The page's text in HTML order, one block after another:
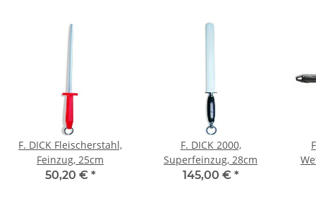
F. DICK Fleischerstahl,
Feinzug, 25cm
50,20 € *
F. DICK 2000,
Superfeinzug, 28cm
145,00 € *